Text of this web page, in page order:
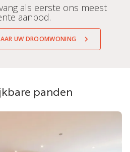
als eerste ons meest
aanbod.
UW DROOMWONING
panden